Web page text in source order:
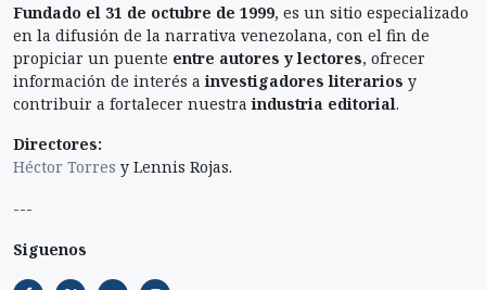
Fundado el 31 de octubre de 1999, es un sitio especializado
en la difusión de la narrativa venezolana, con el fin de
propiciar un puente entre autores y lectores, ofrecer
información de interés ainvestigadores literarios y
contribuir a fortalecer nuestraindustria editorial.
Directores:
Héctor Torres y Lennis Rojas.
---
Siguenos